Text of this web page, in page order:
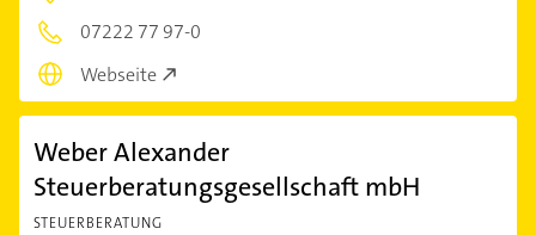
07222 77 97-0
Webseite
Weber Alexander
Steuerberatungsgesellschaft mbH
STEUERBERATUNG